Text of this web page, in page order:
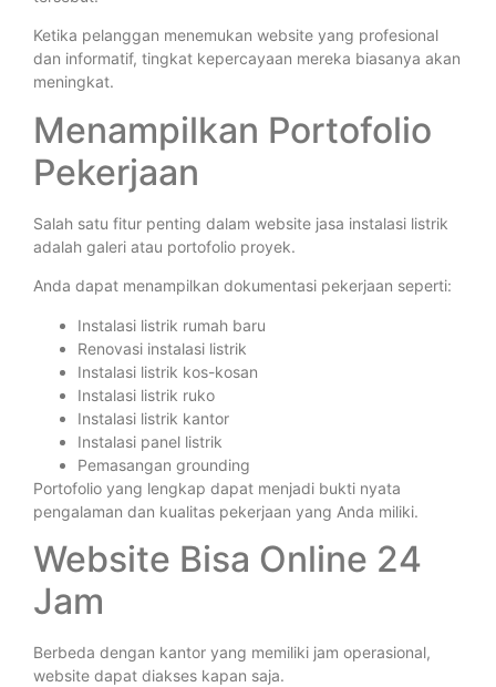
Ketika pelanggan menemukan website yang profesional
dan informatif, tingkat kepercayaan mereka biasanya akan
meningkat.
Menampilkan Portofolio
Pekerjaan
Salah satu fitur penting dalam website jasa instalasi listrik
adalah galeri atau portofolio proyek.
Anda dapat menampilkan dokumentasi pekerjaan seperti:
Instalasi listrik rumah baru
Renovasi instalasi listrik
Instalasi listrik kos-kosan
Instalasi listrik ruko
Instalasi listrik kantor
Instalasi panel listrik
Pemasangan grounding
Portofolio yang lengkap dapat menjadi bukti nyata
pengalaman dan kualitas pekerjaan yang Anda miliki.
Website Bisa Online 24
Jam
Berbeda dengan kantor yang memiliki jam operasional,
website dapat diakses kapan saja.